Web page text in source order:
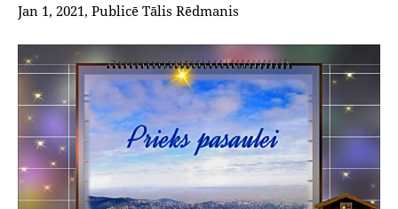
Jan 1, 2021, Publicē Tālis Rēdmanis